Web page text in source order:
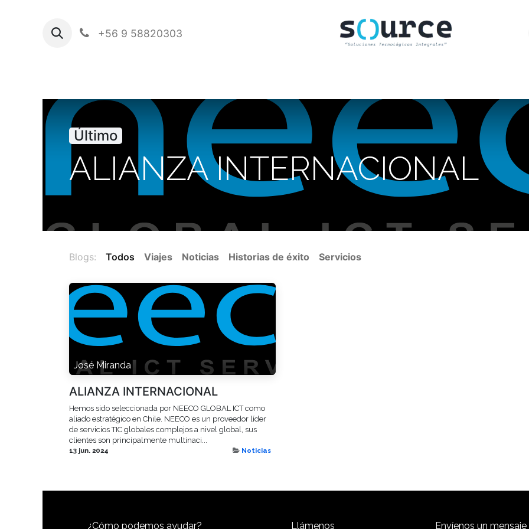
+56 9 58820303
Último
ALIANZA INTERNACIONAL
Blogs: Todos Viajes Noticias Historias de éxito Servicios
José Miranda
ALIANZA INTERNACIONAL
Hemos sido seleccionada por NEECO GLOBAL ICT como
aliado estratégico en Chile. NEECO es un proveedor líder
de servicios TIC globales complejos a nivel global, sus
clientes son principalmente multinaci...
13 jun. 2024 Noticias
¿Cómo podemos ayudar? Llámenos Envíenos un mensaje